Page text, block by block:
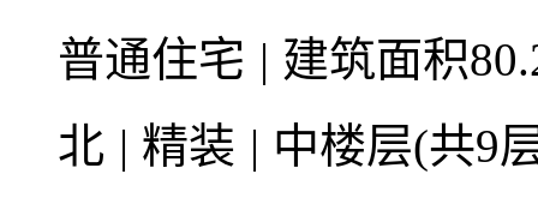
普通住宅 | 建筑面积
北 | 精装 | 中楼层(共9